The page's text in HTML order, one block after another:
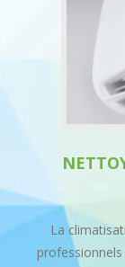
La